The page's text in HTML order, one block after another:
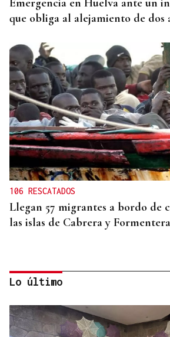
Emergencia en Huelva ante un
que obliga al alejamiento de dos
106 RESCATADOS
Llegan 57 migrantes a bordo de
las islas de Cabrera y Formentera
Lo último